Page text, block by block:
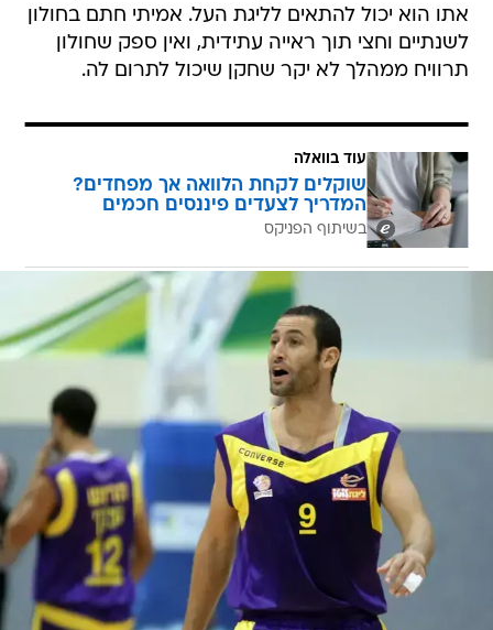
אתו הוא יכול להתאים לליגת העל. אמיתי חתם בחולון
לשנתיים וחצי תוך ראייה עתידית, ואין ספק שחולון
תרוויח ממהלך לא יקר שחקן שיכול לתרום לה.
עוד בוואלה
שוקלים לקחת הלוואה אך מפחדים?
המדריך לצעדים פיננסים חכמים
בשיתוף הפניקס